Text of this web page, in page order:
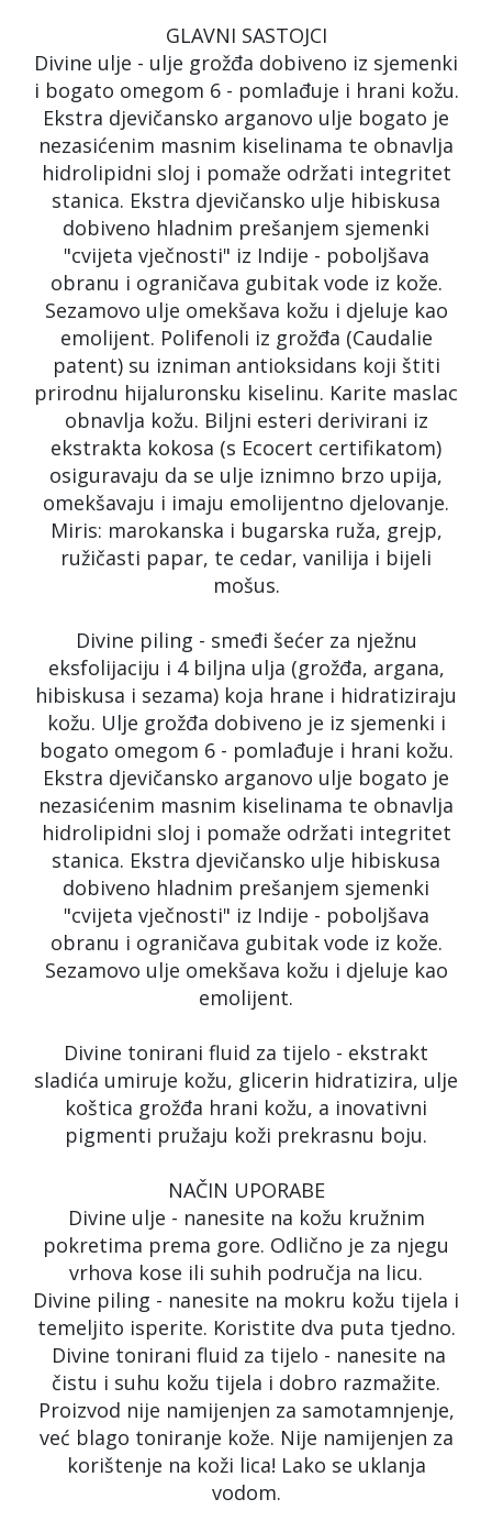
GLAVNI SASTOJCI
Divine ulje - ulje grožđa dobiveno iz sjemenki
i bogato omegom 6 - pomlađuje i hrani kožu.
Ekstra djevičansko arganovo ulje bogato je
nezasićenim masnim kiselinama te obnavlja
hidrolipidni sloj i pomaže održati integritet
stanica. Ekstra djevičansko ulje hibiskusa
dobiveno hladnim prešanjem sjemenki
"cvijeta vječnosti" iz Indije - poboljšava
obranu i ograničava gubitak vode iz kože.
Sezamovo ulje omekšava kožu i djeluje kao
emolijent. Polifenoli iz grožđa (Caudalie
patent) su izniman antioksidans koji štiti
prirodnu hijaluronsku kiselinu. Karite maslac
obnavlja kožu. Biljni esteri derivirani iz
ekstrakta kokosa (s Ecocert certifikatom)
osiguravaju da se ulje iznimno brzo upija,
omekšavaju i imaju emolijentno djelovanje.
Miris: marokanska i bugarska ruža, grejp,
ružičasti papar, te cedar, vanilija i bijeli
mošus.
Divine piling - smeđi šećer za nježnu
eksfolijaciju i 4 biljna ulja (grožđa, argana,
hibiskusa i sezama) koja hrane i hidratiziraju
kožu. Ulje grožđa dobiveno je iz sjemenki i
bogato omegom 6 - pomlađuje i hrani kožu.
Ekstra djevičansko arganovo ulje bogato je
nezasićenim masnim kiselinama te obnavlja
hidrolipidni sloj i pomaže održati integritet
stanica. Ekstra djevičansko ulje hibiskusa
dobiveno hladnim prešanjem sjemenki
"cvijeta vječnosti" iz Indije - poboljšava
obranu i ograničava gubitak vode iz kože.
Sezamovo ulje omekšava kožu i djeluje kao
emolijent.
Divine tonirani fluid za tijelo - ekstrakt
sladića umiruje kožu, glicerin hidratizira, ulje
koštica grožđa hrani kožu, a inovativni
pigmenti pružaju koži prekrasnu boju.
NAČIN UPORABE
Divine ulje - nanesite na kožu kružnim
pokretima prema gore. Odlično je za njegu
vrhova kose ili suhih područja na licu.
Divine piling - nanesite na mokru kožu tijela i
temeljito isperite. Koristite dva puta tjedno.
Divine tonirani fluid za tijelo - nanesite na
čistu i suhu kožu tijela i dobro razmažite.
Proizvod nije namijenjen za samotamnjenje,
već blago toniranje kože. Nije namijenjen za
korištenje na koži lica! Lako se uklanja
vodom.